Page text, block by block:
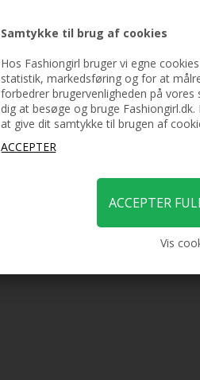
Samtykke til brug af cookies
Hos Fashiongirl bruger vi egne
statistik, markedsføring og for at
forbedrer brugervenligheden på
dig at besøge og bruge
at give dit samtykke til brugen af
Vis